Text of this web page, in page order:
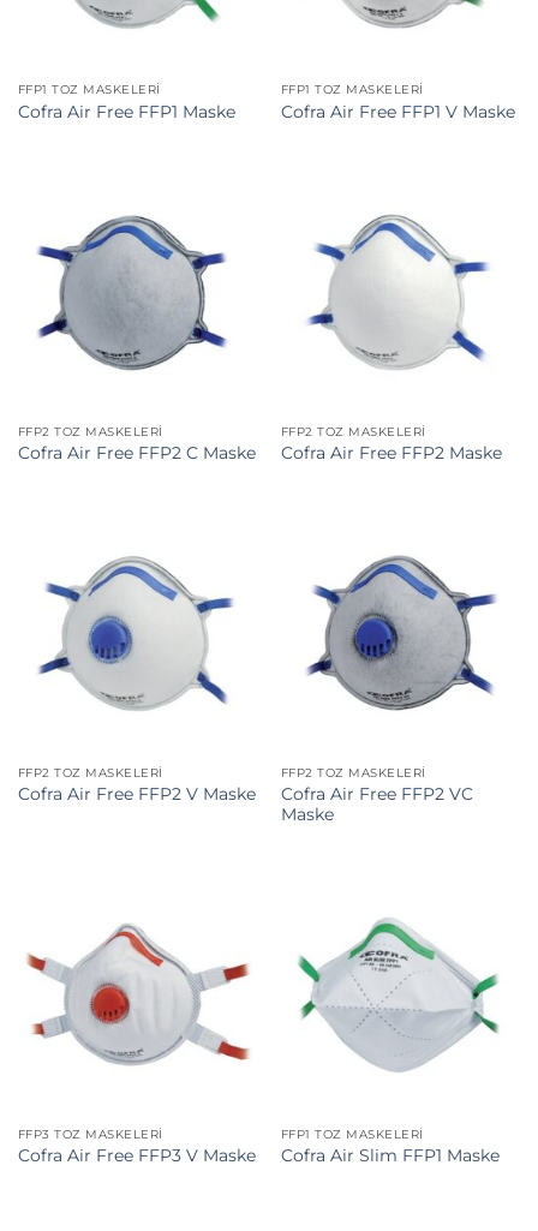
FFP1 TOZ MASKELERI
Cofra Air Free FFP1 Maske
FFP1 TOZ MASKELERI
Cofra Air Free FFP1 V Maske
FFP2 TOZ MASKELERI
Cofra Air Free FFP2 C Maske
FFP2 TOZ MASKELERI
Cofra Air Free FFP2 Maske
FFP2 TOZ MASKELERI
Cofra Air Free FFP2 V Maske
FFP2 TOZ MASKELERI
Cofra Air Free FFP2 VC
Maske
FFP3 TOZ MASKELERI
Cofra Air Free FFP3 V Maske
FFP1 TOZ MASKELERI
Cofra Air Slim FFP1 Maske